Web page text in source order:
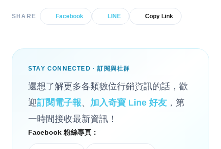
SHARE Facebook LINE Copy Link
STAY CONNECTED · 訂閱與社群
還想了解更多各類數位行銷資訊的話，歡
迎訂閱電子報、 加入奇寶 Line 好友 ，第
一時間接收最新資訊！
Facebook 粉絲專頁：